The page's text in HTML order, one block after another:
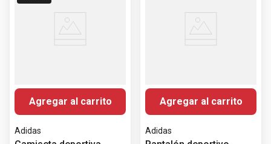
Agregar al carrito
Adidas
Agregar al carrito
Adidas